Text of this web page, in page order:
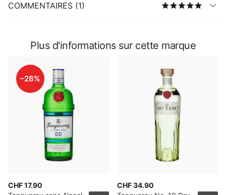
COMMENTAIRES (1)
Plus d'informations sur cette marque
–28%
CHF 17.90
CHF 34.90